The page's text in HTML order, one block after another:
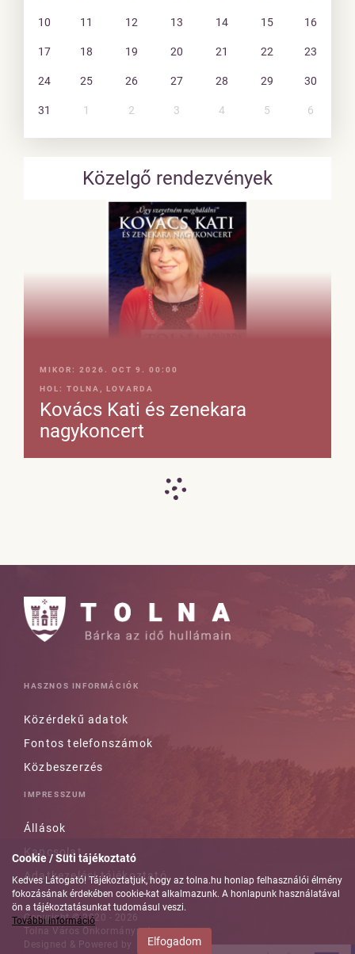
Cookie / Süti tájékoztató
Kedves Látogató! Tájékoztatjuk, hogy az tolna.hu honlap felhasználói élmény
fokozásának érdekében cookie-kat alkalmazunk. A honlapunk használatával
ön a tájékoztatásunkat tudomásul veszi.
További információ
Elfogadom
10 11 12 13 14 15 16
17 18 19 20 21 22 23
24 25 26 27 28 29 30
31 1 2 3 4 5 6
Közelgő rendezvények
MIKOR: 2026. OCT 9. 00:00
HOL: TOLNA, LOVARDA
Kovács Kati és zenekara
nagykoncert
HASZNOS INFORMÁCIÓK
Közérdekű adatok
Fontos telefonszámok
Közbeszerzés
IMPRESSZUM
Állások
Kapcsolat
Adatkezelési tájékoztató
Copyright © 2020 - 2026
Tolna Város Önkormányzata
Designed & Powered by